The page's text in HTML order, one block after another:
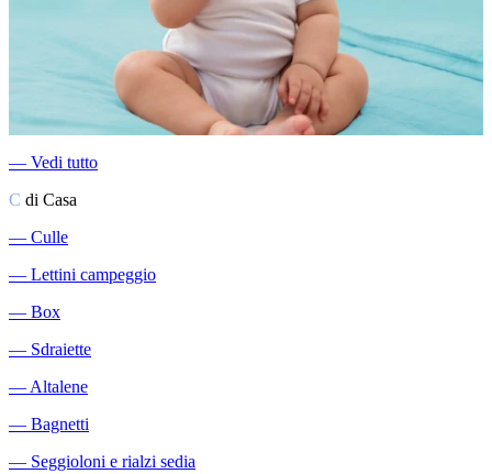
― Vedi tutto
C di Casa
― Culle
― Lettini campeggio
― Box
― Sdraiette
―Altalene
― Bagnetti
― Seggioloni e rialzi sedia